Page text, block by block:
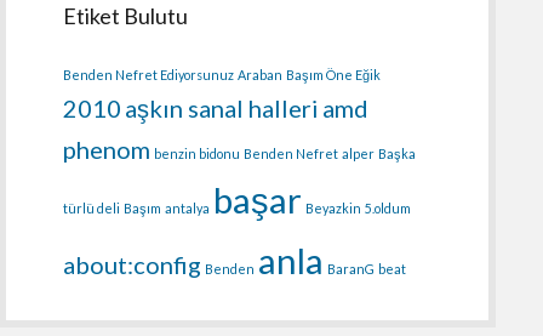
Etiket Bulutu
Benden Nefret Ediyorsunuz Araban Başım Öne Eğik
2010 aşkın sanal halleri amd
phenom benzin bidonu Benden Nefret alper Başka
türlü deli Başım antalya başar Beyazkin 5.oldum
about:config Benden anla BaranG beat